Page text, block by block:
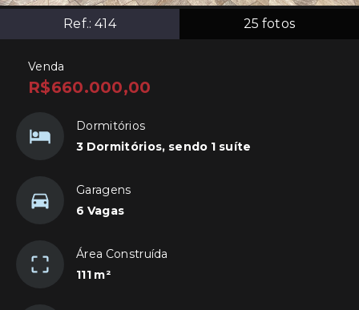
Ref.:414 25 fotos
Venda
R$660.000,00
Dormitórios
3 Dormitórios, sendo 1 suíte
Garagens
6 Vagas
Área Construída
111 m²